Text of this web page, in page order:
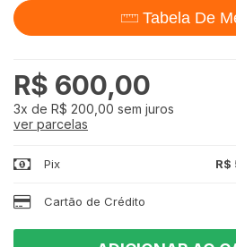
Tabela De
R$ 600,00
3x de R$ 200,00 sem juros
ver parcelas
Pix
Cartão de Crédito